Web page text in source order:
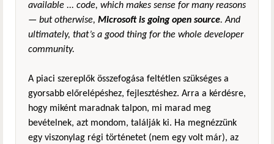
available ... code, which makes sense for many reasons
— but otherwise, Microsoft is going open source. And
ultimately, that’s a good thing for the whole developer
community.
A piaci szereplők összefogása feltétlen szükséges a
gyorsabb előrelépéshez, fejlesztéshez. Arra a kérdésre,
hogy miként maradnak talpon, mi marad meg
bevételnek, azt mondom, találják ki. Ha megnézzünk
egy viszonylag régi történetet (nem egy volt már), az